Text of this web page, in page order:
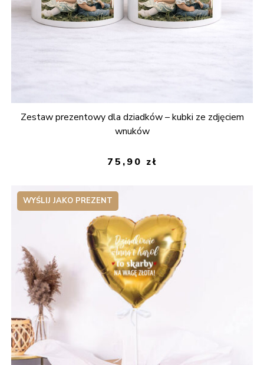
Zestaw prezentowy dla dziadków – kubki ze zdjęciem
wnuków
75,90 zł
WYŚLIJ JAKO PREZENT